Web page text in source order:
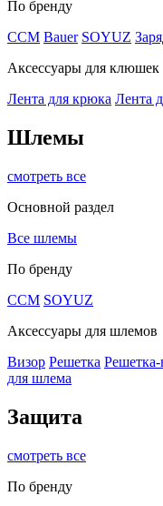
По бренду
CCM Bauer SOYUZ
Аксессуары для клюшек
Лента для крюка Лента
Шлемы
смотреть все
Основной раздел
Все шлемы
По бренду
CCM SOYUZ
Аксессуары для шлемов
Визор Решетка Решетка-
для шлема
Защита
смотреть все
По бренду